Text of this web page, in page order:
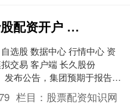
股票炒股配资开户 长久股份发盈喜 预期中期取得净利润约5500万至6000万元同比增加约55.8%至70.0%
选股 数据中心 行情中心 资
交易 客户端 长久股份
发布公告，集团预期于报告期
年6月30日止6个月）将取
栏目： 股票配资知识网